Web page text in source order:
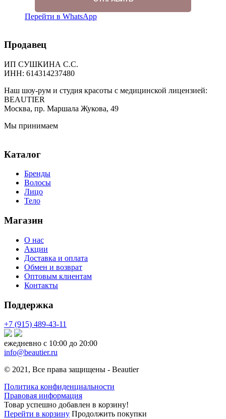
Перейти в WhatsApp
Продавец
ИП СУШКИНА С.С.
ИНН: 614314237480
Наш шоу-рум и студия красоты с медицинской лицензией:
BEAUTIER
Москва, пр. Маршала Жукова, 49
Мы принимаем
Каталог
Бренды
Волосы
Лицо
Тело
Магазин
О нас
Акции
Доставка и оплата
Обмен и возврат
Оптовым клиентам
Контакты
Поддержка
+7 (915) 489-43-11
ежедневно с 10:00 до 20:00
info@beautier.ru
© 2021, Все права защищены - Beautier
Политика конфиденциальности
Правовая информация
Товар успешно добавлен в корзину!
Перейти в корзину Продолжить покупки